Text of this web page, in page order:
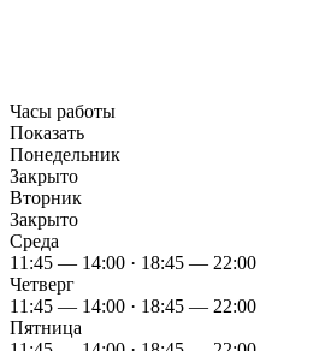
Часы работы
Показать
Понедельник
Закрыто
Вторник
Закрыто
Среда
11:45 — 14:00 · 18:45 — 22:00
Четверг
11:45 — 14:00 · 18:45 — 22:00
Пятница